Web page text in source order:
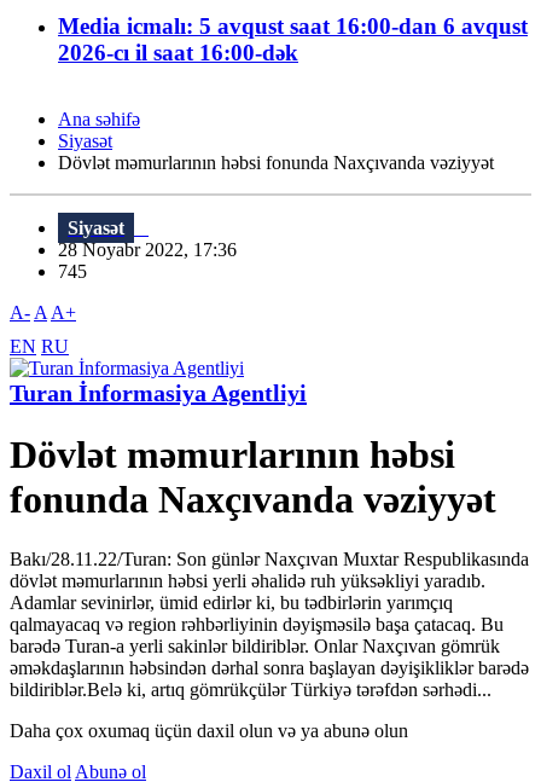
Media icmalı: 5 avqust saat 16:00-dan 6 avqust
2026-cı il saat 16:00-dək
Ana səhifə
Siyasət
Dövlət məmurlarının həbsi fonunda Naxçıvanda vəziyyət
Siyasət
28 Noyabr 2022, 17:36
745
A- A A+
EN RU
Turan İnformasiya Agentliyi
Dövlət məmurlarının həbsi
fonunda Naxçıvanda vəziyyət
Bakı/28.11.22/Turan: Son günlər Naxçıvan Muxtar Respublikasında
dövlət məmurlarının həbsi yerli əhalidə ruh yüksəkliyi yaradıb.
Adamlar sevinirlər, ümid edirlər ki, bu tədbirlərin yarımçıq
qalmayacaq və region rəhbərliyinin dəyişməsilə başa çatacaq. Bu
barədə Turan-a yerli sakinlər bildiriblər. Onlar Naxçıvan gömrük
əməkdaşlarının həbsindən dərhal sonra başlayan dəyişikliklər barədə
bildiriblər.Belə ki, artıq gömrükçülər Türkiyə tərəfdən sərhədi...
Daha çox oxumaq üçün daxil olun və ya abunə olun
Daxil ol Abunə ol